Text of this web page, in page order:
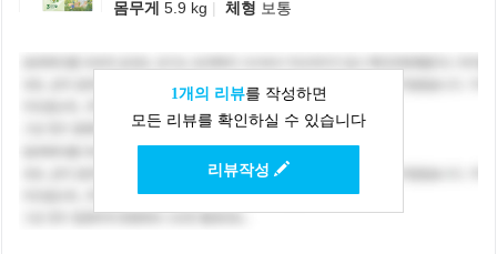
몸무게 5.9 kg | 체형 보통
1개의 리뷰를 작성하면
모든 리뷰를 확인하실 수 있습니다
리뷰작성